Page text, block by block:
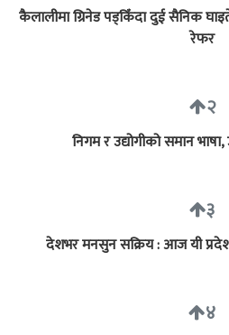
कैलालीमा ग्रिनेड पड्किँदा दुई सैनिक
रेफर
२
निगम र उद्योगीको समान
३
देशभर मनसुन सक्रिय : आज यी
४